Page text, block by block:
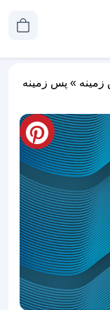
» پس زمینه